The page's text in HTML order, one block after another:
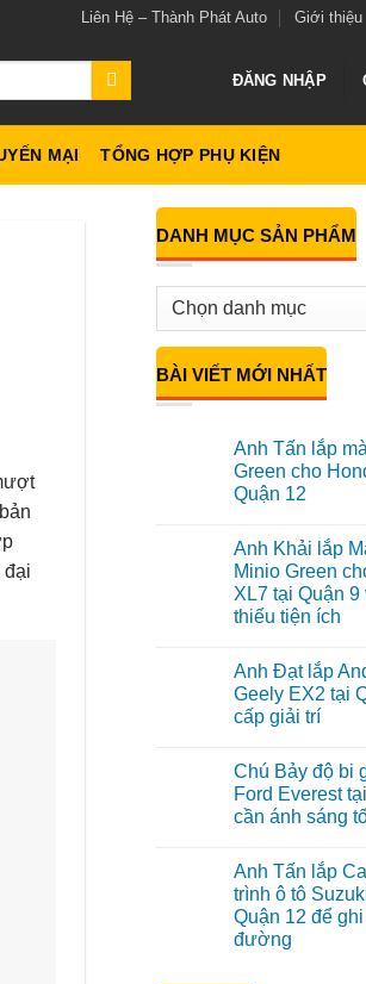
Liên Hệ – Thành Phát Auto Giới thiệu
ĐĂNG NHẬP
MẠI TỔNG HỢP PHỤ KIỆN
đại
DANH MỤC SẢN PHẨM
BÀI VIẾT MỚI NHẤT
Anh Tấn lắp
Green cho
Quận 12
bình
luận
ở
Anh
Tấn
lắp
Minio
Green
cho
Honda
ở
Quận
12
Anh Khải lắp
Minio Green
XL7 tại Quận 9
thiếu tiện ích
bình
luận
ở
Anh
Màn
hình
ô
tô
Minio
Suzuki
XL7
tại
Quận
9
vì
Anh Đạt lắp
Geely EX2 tại
cấp giải trí
bình
luận
ở
Anh
Android
box
Geely
EX2
tại
Quận
Chú Bảy độ bi
Ford Everest
cần ánh sáng
bình
luận
ở
Chú
Bảy
độ
Anh Tấn lắp
trình ô tô
Quận 12 để
đường